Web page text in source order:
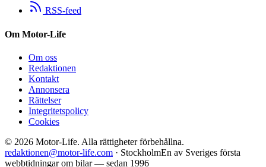
RSS-feed
Om Motor-Life
Om oss
Redaktionen
Kontakt
Annonsera
Rättelser
Integritetspolicy
Cookies
© 2026 Motor-Life. Alla rättigheter förbehållna.
redaktionen@motor-life.com · StockholmEn av Sveriges första
webbtidningar om bilar — sedan 1996